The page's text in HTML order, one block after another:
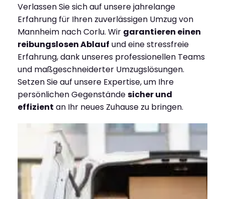
Verlassen Sie sich auf unsere jahrelange
Erfahrung für Ihren zuverlässigen Umzug von
Mannheim nach Corlu. Wir garantieren einen
reibungslosen Ablauf und eine stressfreie
Erfahrung, dank unseres professionellen Teams
und maßgeschneiderter Umzugslösungen.
Setzen Sie auf unsere Expertise, um Ihre
persönlichen Gegenständesicher und
effizient an Ihr neues Zuhause zu bringen.